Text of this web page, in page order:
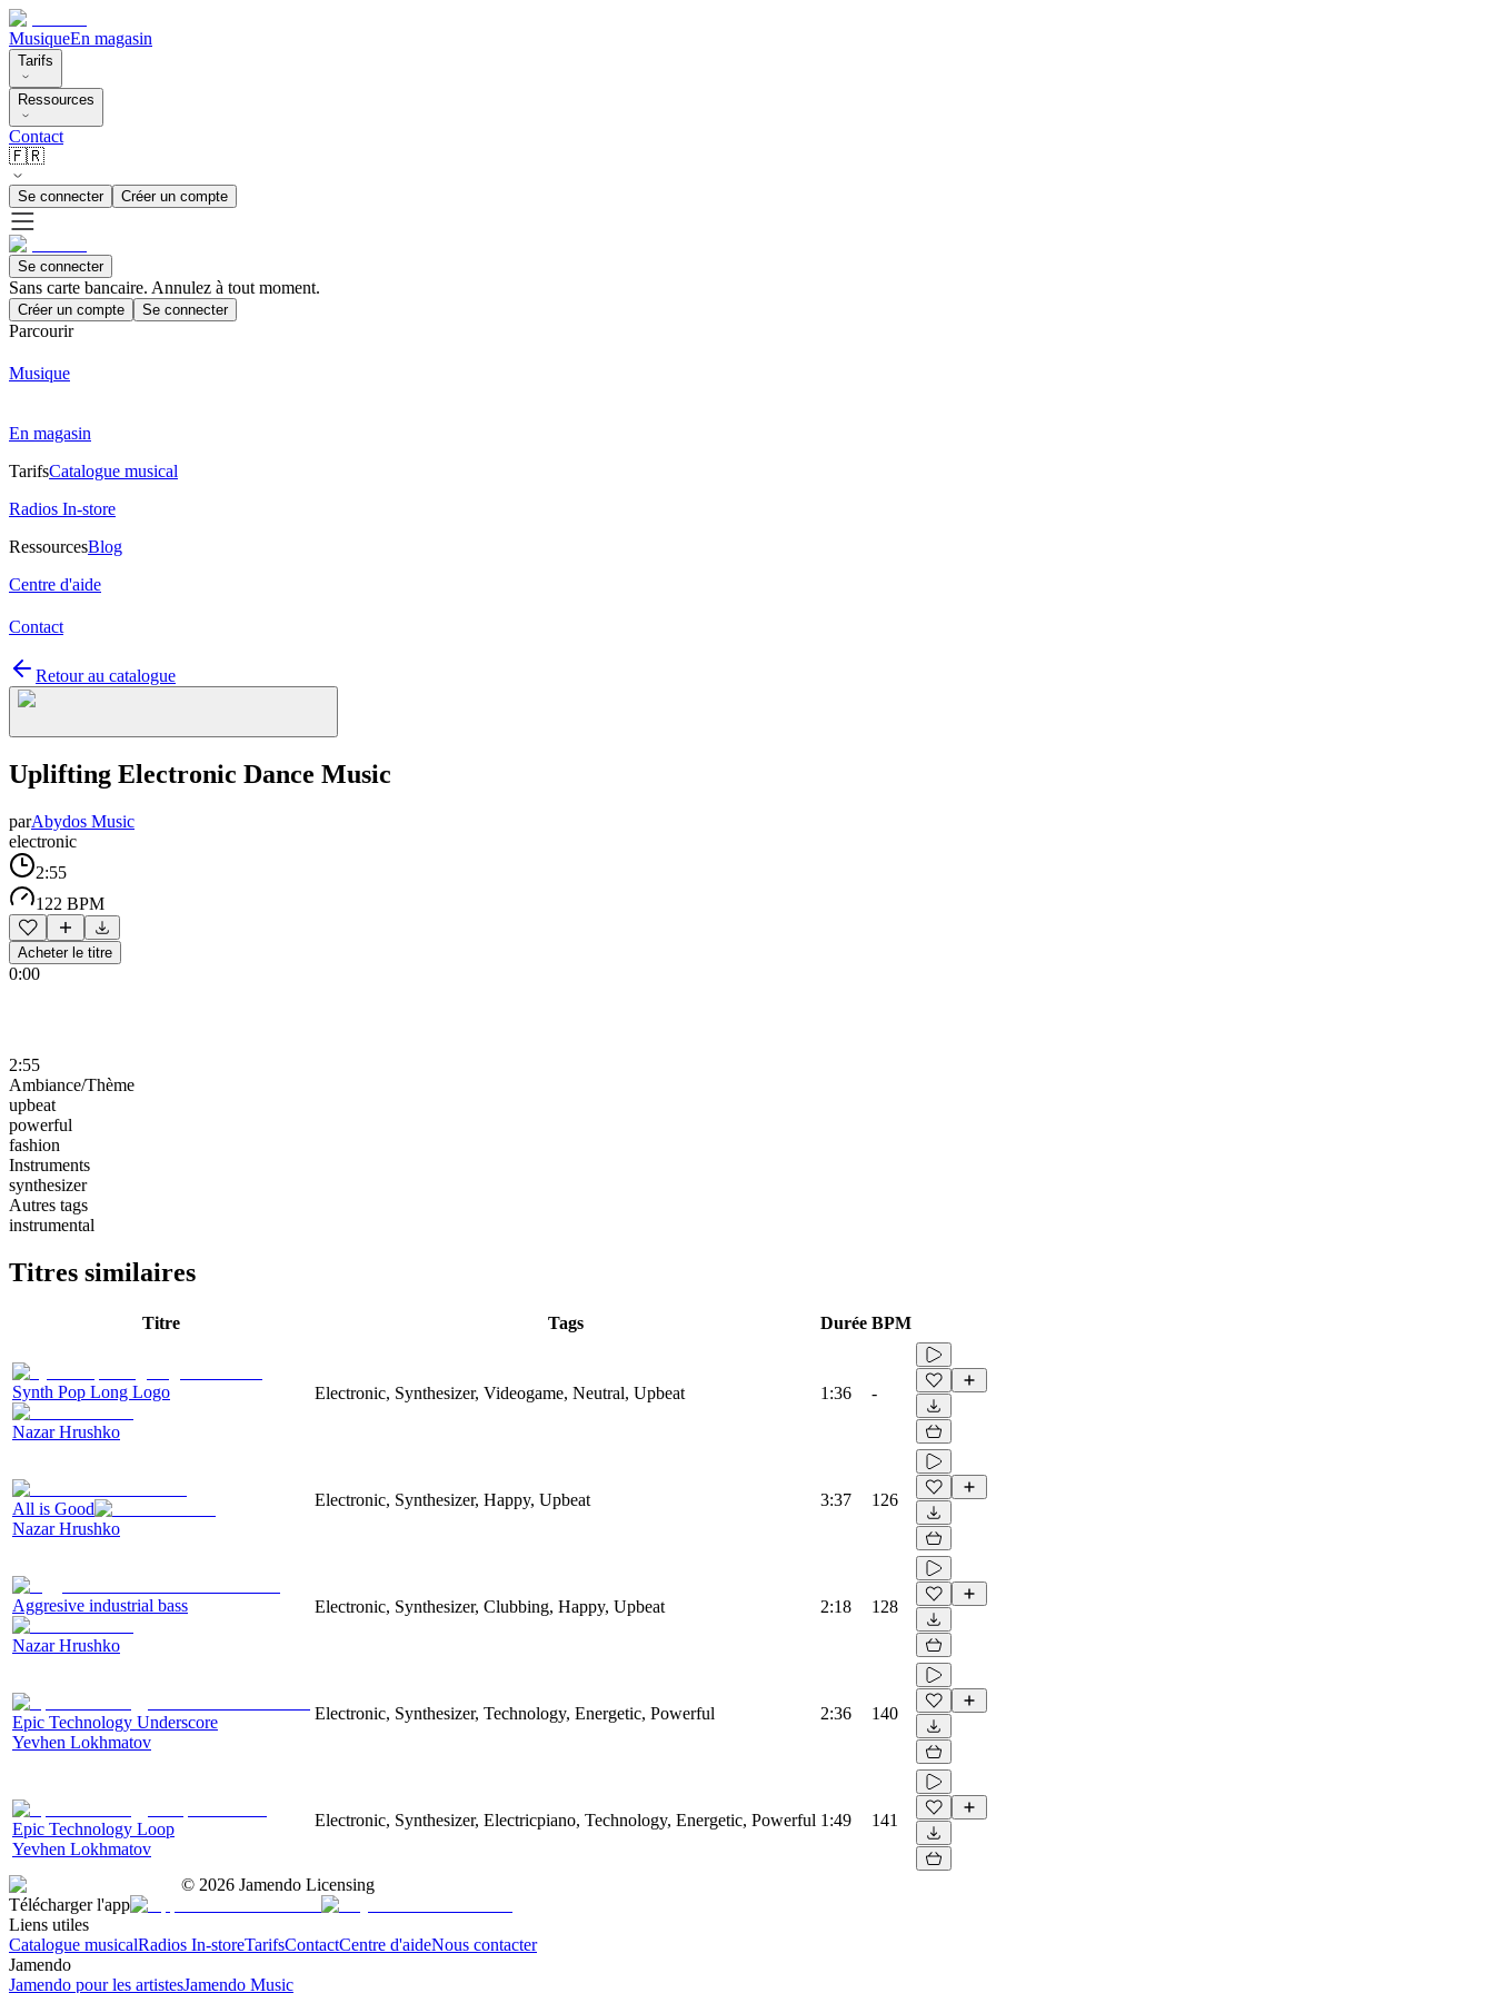
MusiqueEn magasin
Tarifs
Ressources
Contact
🇫🇷
Se connecter Créer un compte
Se connecter
Sans carte bancaire. Annulez à tout moment.
Créer un compte Se connecter
Parcourir
Musique
En magasin
TarifsCatalogue musical
Radios In-store
RessourcesBlog
Centre d'aide
Contact
Retour au catalogue
Uplifting Electronic Dance Music
parAbydos Music
electronic
2:55
122 BPM
Acheter le titre
0:00
2:55
Ambiance/Thème
upbeat
powerful
fashion
Instruments
synthesizer
Autres tags
instrumental
Titres similaires
Titre Tags Durée BPM
Synth Pop Long Logo
Nazar Hrushko
Electronic, Synthesizer, Videogame, Neutral, Upbeat 1:36 -
All is Good
Nazar Hrushko
Electronic, Synthesizer, Happy, Upbeat 3:37 126
Aggresive industrial bass
Nazar Hrushko
Electronic, Synthesizer, Clubbing, Happy, Upbeat 2:18 128
Epic Technology Underscore
Yevhen Lokhmatov
Electronic, Synthesizer, Technology, Energetic, Powerful 2:36 140
Epic Technology Loop
Yevhen Lokhmatov
Electronic, Synthesizer, Electricpiano, Technology, Energetic, Powerful 1:49 141
© 2026 Jamendo Licensing
Télécharger l'app
Liens utiles
Catalogue musicalRadios In-storeTarifsContactCentre d'aideNous contacter
Jamendo
Jamendo pour les artistesJamendo Music